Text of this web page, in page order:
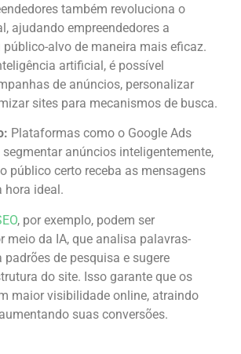
também revoluciona o
ajudando empreendedores a
público-alvo de maneira mais eficaz.
artificial, é possível
de anúncios, personalizar
sites para mecanismos de busca.
Plataformas como o Google Ads
anúncios inteligentemente,
público certo receba as mensagens
hora ideal.
, por exemplo, podem ser
meio da IA, que analisa palavras-
de pesquisa e sugere
do site. Isso garante que os
maior visibilidade online, atraindo
suas conversões.